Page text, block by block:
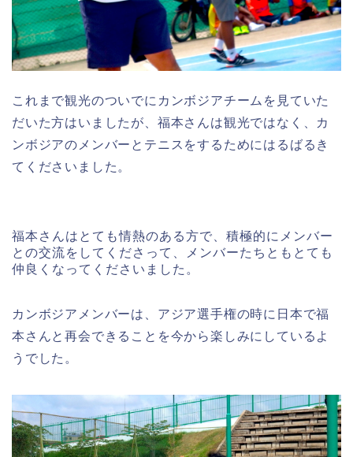
これまで観光のついでにカンボジアチームを見ていた
だいた方はいましたが、福本さんは観光ではなく、カ
ンボジアのメンバーとテニスをするためにはるばるき
てくださいました。
福本さんはとても情熱のある方で、積極的にメンバー
との交流をしてくださって、メンバーたちともとても
仲良くなってくださいました。
カンボジアメンバーは、アジア選手権の時に日本で福
本さんと再会できることを今から楽しみにしているよ
うでした。